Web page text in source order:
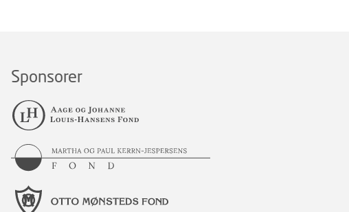
Sponsorer